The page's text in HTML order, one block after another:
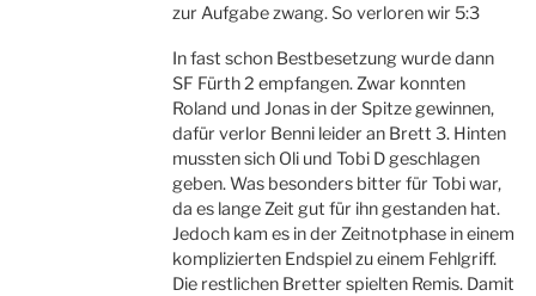
zur Aufgabe zwang. So verloren wir 5:3
In fast schon Bestbesetzung wurde dann
SF Fürth 2 empfangen. Zwar konnten
Roland und Jonas in der Spitze gewinnen,
dafür verlor Benni leider an Brett 3. Hinten
mussten sich Oli und Tobi D geschlagen
geben. Was besonders bitter für Tobi war,
da es lange Zeit gut für ihn gestanden hat.
Jedoch kam es in der Zeitnotphase in einem
komplizierten Endspiel zu einem Fehlgriff.
Die restlichen Bretter spielten Remis. Damit